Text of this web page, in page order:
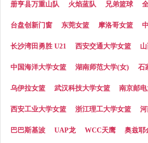
册亨县万重山队 火焰蓝队 兄弟篮球
台盘创新门窗 东莞女篮 摩洛哥女篮
长沙湾田勇胜 U21 西安交通大学女篮
中国海洋大学女篮 湖南师范大学(女) 石
乌伊拉女篮 武汉科技大学女篮 南京邮
西安工业大学女篮 浙江理工大学女篮
巴巴斯基波 UAP龙 WCC天鹰 奥兹耶